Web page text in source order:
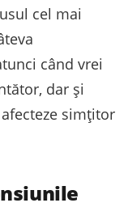
cel mai
când vrei
dar și
simțitor